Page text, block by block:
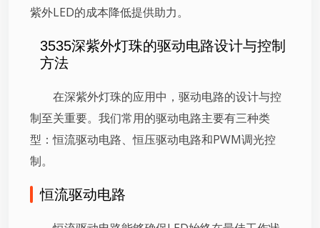
紫外LED的成本降低提供助力。
3535深紫外灯珠的驱动电路设计与控制
方法
在深紫外灯珠的应用中，驱动电路的设计与控
制至关重要。我们常用的驱动电路主要有三种类
型：恒流驱动电路、恒压驱动电路和PWM调光控
制。
恒流驱动电路